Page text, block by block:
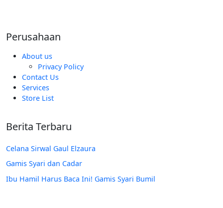
Perusahaan
About us
Privacy Policy
Contact Us
Services
Store List
Berita Terbaru
Celana Sirwal Gaul Elzaura
Gamis Syari dan Cadar
Ibu Hamil Harus Baca Ini! Gamis Syari Bumil